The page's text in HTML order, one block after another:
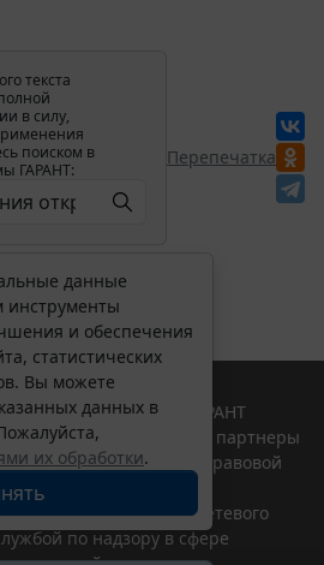
текста
в силу,
поиском в
ГАРАНТ:
Перепечатка
данные
инструменты
и обеспечения
статистических
Вы можете
данных в
их обработки.
2026. Система ГАРАНТ
Компания "Гарант" и ее партнеры
ассоциации правовой
в качестве сетевого
по надзору в сфере